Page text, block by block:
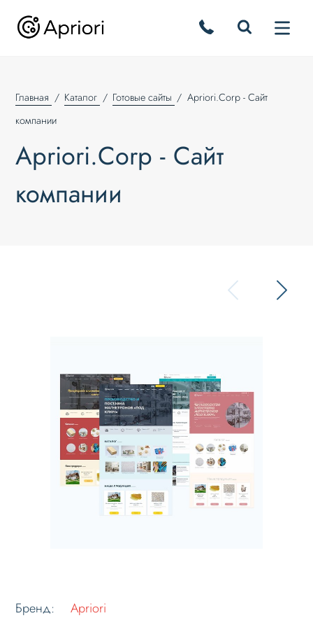
Главная Каталог Готовые сайты
Apriori.Corp - Сайт
компании
Apriori.Corp - Сайт
компании
Бренд: Apriori